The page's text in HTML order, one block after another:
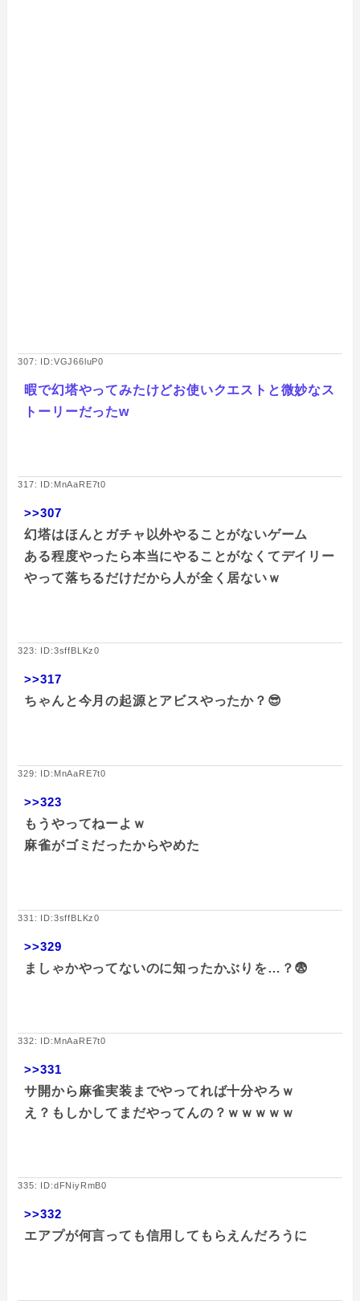
307: ID:VGJ66luP0
暇で幻塔やってみたけどお使いクエストと微妙なス
トーリーだったw
317: ID:MnAaRE7t0
>>307
幻塔はほんとガチャ以外やることがないゲーム
ある程度やったら本当にやることがなくてデイリー
やって落ちるだけだから人が全く居ないｗ
323: ID:3sffBLKz0
>>317
ちゃんと今月の起源とアビスやったか？😎
329: ID:MnAaRE7t0
>>323
もうやってねーよｗ
麻雀がゴミだったからやめた
331: ID:3sffBLKz0
>>329
ましゃかやってないのに知ったかぶりを…？😨
332: ID:MnAaRE7t0
>>331
サ開から麻雀実装までやってれば十分やろｗ
え？もしかしてまだやってんの？ｗｗｗｗｗ
335: ID:dFNiyRmB0
>>332
エアプが何言っても信用してもらえんだろうに